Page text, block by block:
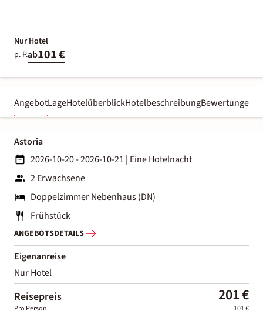
Nur Hotel
p. P.ab101 €
AngebotLageHotelüberblickHotelbeschreibungBewertungen
Astoria
2026-10-20 - 2026-10-21 | Eine Hotelnacht
2 Erwachsene
Doppelzimmer Nebenhaus (DN)
Frühstück
ANGEBOTSDETAILS
Eigenanreise
Nur Hotel
Reisepreis 201 €
Pro Person 101 €